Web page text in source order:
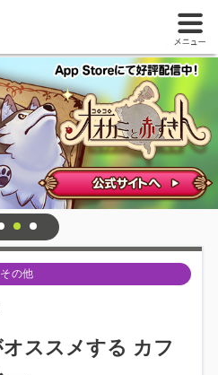
その他
ススメする カフ